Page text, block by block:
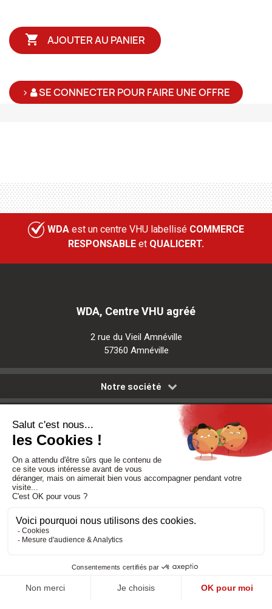
 AJOUTER AU PANIER
> SE CONNECTER POUR FAIRE UNE OFFRE
WDA est un centre VHU labellisé COMMERCE
RESPONSABLE et QUALICERT.
WDA, Centre VHU agréé
2 rue du Vieil Amnéville
57360 Amnéville
Notre société
Politique de confidentialité- Mentions légales